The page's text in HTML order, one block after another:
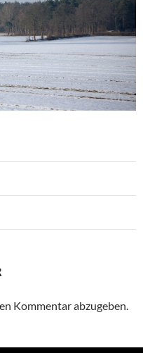
Kommentar abzugeben.